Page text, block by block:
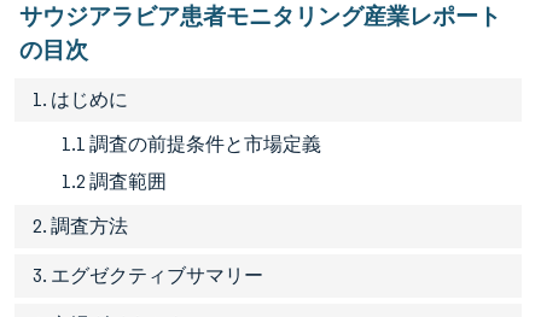
サウジアラビア患者モニタリング産業レポート
の目次
1. はじめに
1.1 調査の前提条件と市場定義
1.2 調査範囲
2. 調査方法
3. エグゼクティブサマリー